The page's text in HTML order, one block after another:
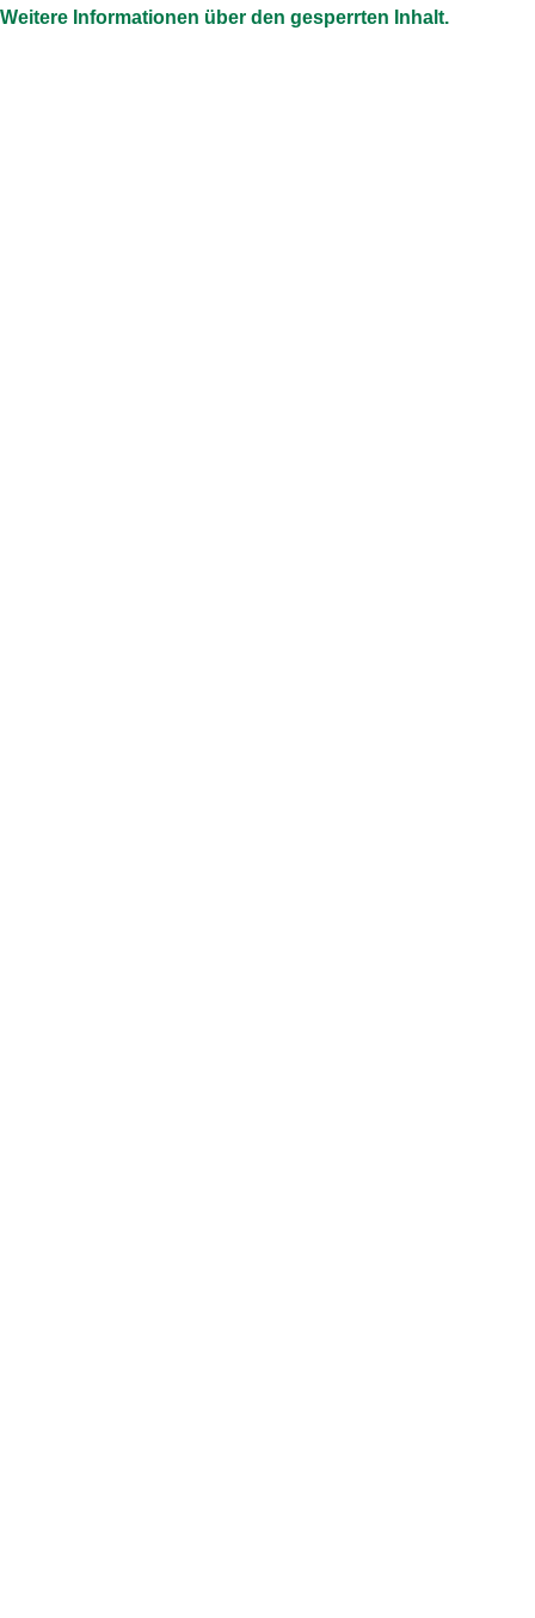
Weitere Informationen über den gesperrten Inhalt.